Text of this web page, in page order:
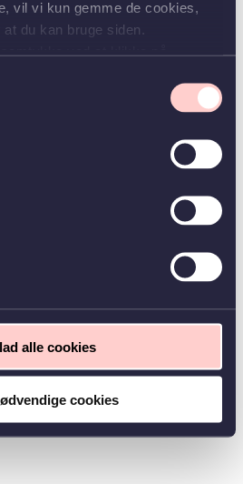
vil vi kun gemme de cookies,
du kan bruge siden.
alle cookies
cookies